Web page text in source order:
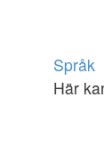
Språk
Här